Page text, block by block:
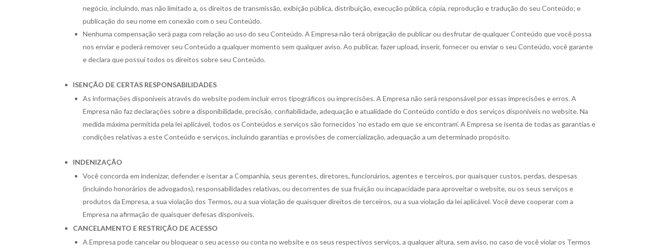
negócio, incluindo, mas não limitado a, os direitos de transmissão, exibição pública, distribuição, execução pública, cópia, reprodução e tradução do seu Conteúdo; e
publicação do seu nome em conexão com o seu Conteúdo.
Nenhuma compensação será paga com relação ao uso do seu Conteúdo. A Empresa não terá obrigação de publicar ou desfrutar de qualquer Conteúdo que você possa
nos enviar e poderá remover seu Conteúdo a qualquer momento sem qualquer aviso. Ao publicar, fazer upload, inserir, fornecer ou enviar o seu Conteúdo, você garante
e declara que possui todos os direitos sobre seu Conteúdo.
ISENÇÃO DE CERTAS RESPONSABILIDADES
As informações disponíveis através do website podem incluir erros tipográficos ou imprecisões. A Empresa não será responsável por essas imprecisões e erros. A
Empresa não faz declarações sobre a disponibilidade, precisão, confiabilidade, adequação e atualidade do Conteúdo contido e dos serviços disponíveis no website. Na
medida máxima permitida pela lei aplicável, todos os Conteúdos e serviços são fornecidos ‘no estado em que se encontram’. A Empresa se isenta de todas as garantias e
condições relativas a este Conteúdo e serviços, incluindo garantias e provisões de comercialização, adequação a um determinado propósito.
INDENIZAÇÃO
Você concorda em indenizar, defender e isentar a Companhia, seus gerentes, diretores, funcionários, agentes e terceiros, por quaisquer custos, perdas, despesas
(incluindo honorários de advogados), responsabilidades relativas, ou decorrentes de sua fruição ou incapacidade para aproveitar o website, ou os seus serviços e
produtos da Empresa, a sua violação dos Termos, ou a sua violação de quaisquer direitos de terceiros, ou a sua violação da lei aplicável. Você deve cooperar com a
Empresa na afirmação de quaisquer defesas disponíveis.
CANCELAMENTO E RESTRIÇÃO DE ACESSO
A Empresa pode cancelar ou bloquear o seu acesso ou conta no website e os seus respectivos serviços, a qualquer altura, sem aviso, no caso de você violar os Termos